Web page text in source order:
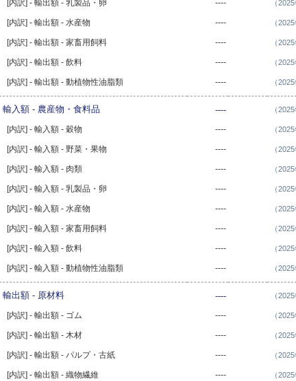
[内訳] - 輸出額 - 乳製品・卵 ---- （2025
[内訳] - 輸出額 - 水産物 ---- （2025
[内訳] - 輸出額 - 家畜用飼料 ---- （2025
[内訳] - 輸出額 - 飲料 ---- （2025
[内訳] - 輸出額 - 動植物性油脂類 ---- （2025
輸入額 - 農産物・食料品 ---- （2025
[内訳] - 輸入額 - 穀物 ---- （2025
[内訳] - 輸入額 - 野菜・果物 ---- （2025
[内訳] - 輸入額 - 肉類 ---- （2025
[内訳] - 輸入額 - 乳製品・卵 ---- （2025
[内訳] - 輸入額 - 水産物 ---- （2025
[内訳] - 輸入額 - 家畜用飼料 ---- （2025
[内訳] - 輸入額 - 飲料 ---- （2025
[内訳] - 輸入額 - 動植物性油脂類 ---- （2025
輸出額 - 原材料 ---- （2025
[内訳] - 輸出額 - ゴム ---- （2025
[内訳] - 輸出額 - 木材 ---- （2025
[内訳] - 輸出額 - パルプ・古紙 ---- （2025
[内訳] - 輸出額 - 織物繊維 ---- （2025